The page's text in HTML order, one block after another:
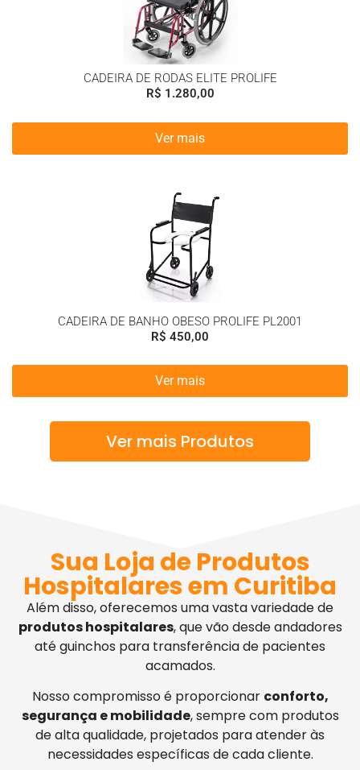
CADEIRA DE RODAS ELITE PROLIFE
R$ 1.280,00
Ver mais
CADEIRA DE BANHO OBESO PROLIFE PL2001
R$ 450,00
Ver mais
Ver mais Produtos
Sua Loja de Produtos
Hospitalares em Curitiba
Além disso, oferecemos uma vasta variedade de
produtos hospitalares, que vão desde andadores
até guinchos para transferência de pacientes
acamados.
Nosso compromisso é proporcionar conforto,
segurança e mobilidade, sempre com produtos
de alta qualidade, projetados para atender às
necessidades específicas de cada cliente.